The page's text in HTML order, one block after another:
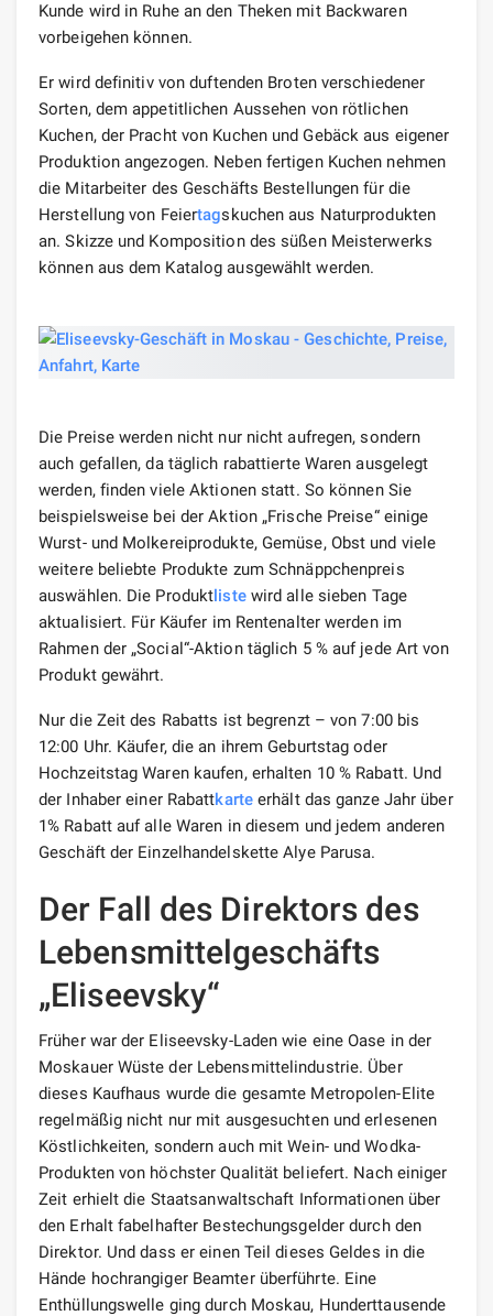
Kunde wird in Ruhe an den Theken mit Backwaren
vorbeigehen können.
Er wird definitiv von duftenden Broten verschiedener
Sorten, dem appetitlichen Aussehen von rötlichen
Kuchen, der Pracht von Kuchen und Gebäck aus eigener
Produktion angezogen. Neben fertigen Kuchen nehmen
die Mitarbeiter des Geschäfts Bestellungen für die
Herstellung von Feiertagskuchen aus Naturprodukten
an. Skizze und Komposition des süßen Meisterwerks
können aus dem Katalog ausgewählt werden.
Die Preise werden nicht nur nicht aufregen, sondern
auch gefallen, da täglich rabattierte Waren ausgelegt
werden, finden viele Aktionen statt. So können Sie
beispielsweise bei der Aktion „Frische Preise“ einige
Wurst- und Molkereiprodukte, Gemüse, Obst und viele
weitere beliebte Produkte zum Schnäppchenpreis
auswählen. Die Produktlistewird alle sieben Tage
aktualisiert. Für Käufer im Rentenalter werden im
Rahmen der „Social“-Aktion täglich 5 % auf jede Art von
Produkt gewährt.
Nur die Zeit des Rabatts ist begrenzt – von 7:00 bis
12:00 Uhr. Käufer, die an ihrem Geburtstag oder
Hochzeitstag Waren kaufen, erhalten 10 % Rabatt. Und
der Inhaber einer Rabattkarteerhält das ganze Jahr über
1% Rabatt auf alle Waren in diesem und jedem anderen
Geschäft der Einzelhandelskette Alye Parusa.
Der Fall des Direktors des
Lebensmittelgeschäfts
„Eliseevsky“
Früher war der Eliseevsky-Laden wie eine Oase in der
Moskauer Wüste der Lebensmittelindustrie. Über
dieses Kaufhaus wurde die gesamte Metropolen-Elite
regelmäßig nicht nur mit ausgesuchten und erlesenen
Köstlichkeiten, sondern auch mit Wein- und Wodka-
Produkten von höchster Qualität beliefert. Nach einiger
Zeit erhielt die Staatsanwaltschaft Informationen über
den Erhalt fabelhafter Bestechungsgelder durch den
Direktor. Und dass er einen Teil dieses Geldes in die
Hände hochrangiger Beamter überführte. Eine
Enthüllungswelle ging durch Moskau, Hunderttausende